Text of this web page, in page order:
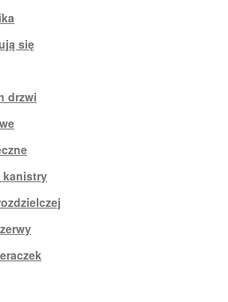
się
drzwi
kanistry